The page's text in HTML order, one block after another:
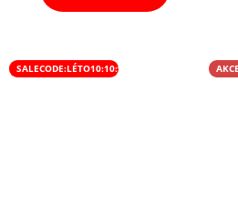
SALECODE:LÉTO10:10:% AKCE